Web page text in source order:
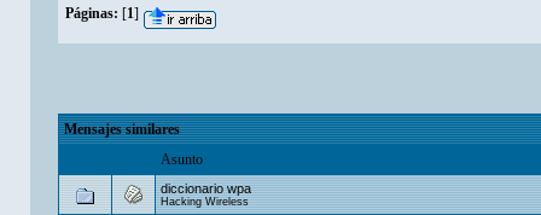
Páginas: [1]
Mensajes similares
Asunto
diccionario wpa
Hacking Wireless